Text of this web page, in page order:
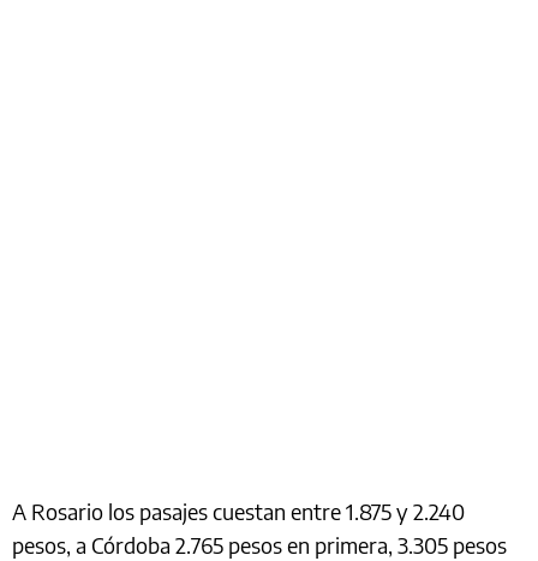
A Rosario los pasajes cuestan entre 1.875 y 2.240
pesos, a Córdoba 2.765 pesos en primera, 3.305 pesos